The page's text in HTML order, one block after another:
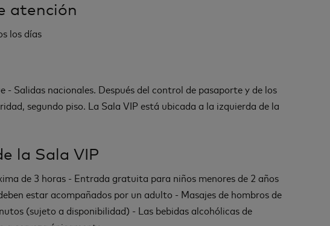
atención
los días
- Salidas nacionales. Después del control de pasaporte y de los
segundo piso. La Sala VIP está ubicada a la izquierda de la
la Sala VIP
de 3 horas - Entrada gratuita para niños menores de 2 años
estar acompañados por un adulto - Masajes de hombros de
(sujeto a disponibilidad) - Las bebidas alcohólicas de